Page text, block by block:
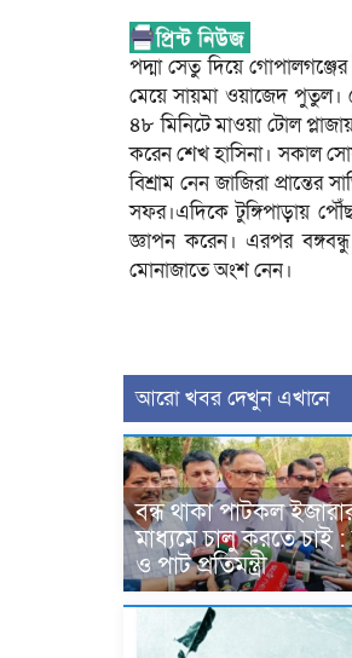
পদ্মা সেতু দিয়ে গোপালগঞ্জের
মেয়ে সায়মা ওয়াজেদ পুতুল।
৪৮ মিনিটে মাওয়া টোল
করেন শেখ হাসিনা। সকাল
বিশ্রাম নেন জাজিরা প্রান্তের
সফর।এদিকে টুঙ্গিপাড়ায়
জ্ঞাপন করেন। এরপর
মোনাজাতে অংশ নেন।
আরো খবর দেখুন এখানে
বন্ধ থাকা পাটকল
মাধ্যমে চালু কর‍তে চাই :
ও পাট প্রতিমন্ত্রী